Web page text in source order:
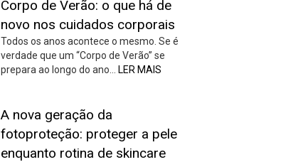
Corpo de Verão: o que há de
novo nos cuidados corporais
Todos os anos acontece o mesmo. Se é
verdade que um “Corpo de Verão” se
prepara ao longo do ano…
LER MAIS
A nova geração da
fotoproteção: proteger a pele
enquanto rotina de skincare